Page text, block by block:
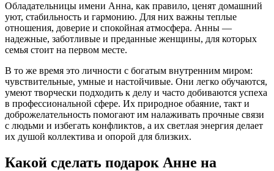
Обладательницы имени Анна, как правило, ценят домашний
уют, стабильность и гармонию. Для них важны теплые
отношения, доверие и спокойная атмосфера. Анны —
надежные, заботливые и преданные женщины, для которых
семья стоит на первом месте.
В то же время это личности с богатым внутренним миром:
чувствительные, умные и настойчивые. Они легко обучаются,
умеют творчески подходить к делу и часто добиваются успеха
в профессиональной сфере. Их природное обаяние, такт и
доброжелательность помогают им налаживать прочные связи
с людьми и избегать конфликтов, а их светлая энергия делает
их душой коллектива и опорой для близких.
Какой сделать подарок Анне на